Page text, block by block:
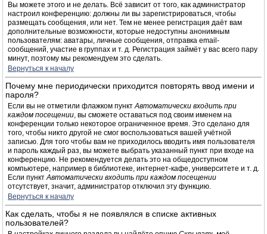
Вы можете этого и не делать. Всё зависит от того, как администратор
настроил конференцию: должны ли вы зарегистрироваться, чтобы
размещать сообщения, или нет. Тем не менее регистрация даёт вам
дополнительные возможности, которые недоступны анонимным
пользователям: аватары, личные сообщения, отправка email-
сообщений, участие в группах и т. д. Регистрация займёт у вас всего пару
минут, поэтому мы рекомендуем это сделать.
Вернуться к началу
Почему мне периодически приходится повторять ввод имени и
пароля?
Если вы не отметили флажком пунктАвтоматически входить при
каждом посещении, вы сможете оставаться под своим именем на
конференции только некоторое ограниченное время. Это сделано для
того, чтобы никто другой не смог воспользоваться вашей учётной
записью. Для того чтобы вам не приходилось вводить имя пользователя
и пароль каждый раз, вы можете выбрать указанный пункт при входе на
конференцию. Не рекомендуется делать это на общедоступном
компьютере, например в библиотеке, интернет-кафе, университете и т. д.
Если пунктАвтоматически входить при каждом посещении
отсутствует, значит, администратор отключил эту функцию.
Вернуться к началу
Как сделать, чтобы я не появлялся в списке активных
пользователей?